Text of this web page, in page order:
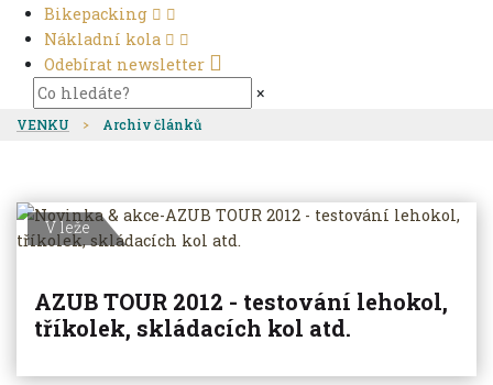
Bikepacking
Nákladní kola
Odebírat newsletter
×
VENKU Archiv článků
V leže
AZUB TOUR 2012 - testování lehokol,
tříkolek, skládacích kol atd.